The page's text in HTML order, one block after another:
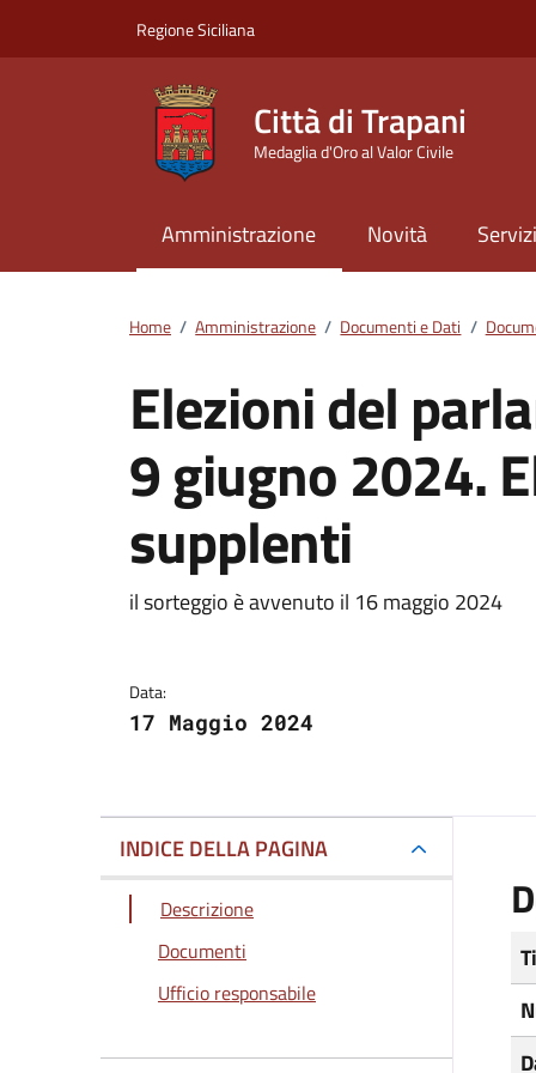
Regione Siciliana
Città di Trapani
Medaglia d'Oro al Valor Civile
Amministrazione Novità Servizi
Home / Amministrazione / Documenti e Dati /
Elezioni del
9 giugno 2024.
supplenti
Dettagli del
il sorteggio è avvenuto il 16 maggio 2024
Data:
17 Maggio 2024
INDICE DELLA PAGINA
Descrizione
Documenti
Ufficio responsabile